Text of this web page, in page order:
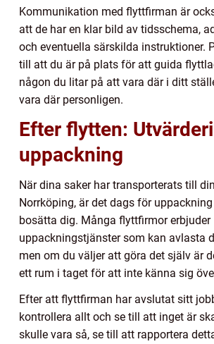
Kommunikation med flyttfirman är
att de har en klar bild av tidsschema,
och eventuella särskilda instruktioner.
till att du är på plats för att guida
någon du litar på att vara där i ditt
vara där personligen.
Efter flytten:
uppackning
När dina saker har transporterats till
Norrköping, är det dags för
bosätta dig. Många flyttfirmor erbjuder
uppackningstjänster som kan avlasta
men om du väljer att göra det själv är
ett rum i taget för att inte känna sig
Efter att flyttfirman har avslutat sitt
kontrollera allt och se till att inget är
skulle vara så, se till att rapportera